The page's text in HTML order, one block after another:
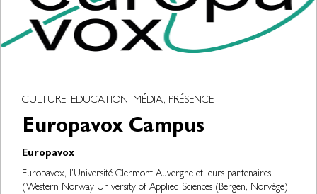
CULTURE, EDUCATION, MÉDIA, PRÉSENCE
Europavox Campus
Europavox
Europavox, l’Université Clermont Auvergne et leurs partenaires
(Western Norway University of Applied Sciences (Bergen, Norvège),